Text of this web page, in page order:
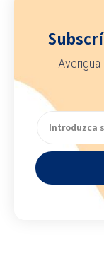
Averigua